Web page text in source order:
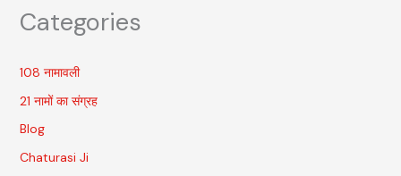
Categories
108 नामावली
21 नामों का संग्रह
Blog
Chaturasi Ji